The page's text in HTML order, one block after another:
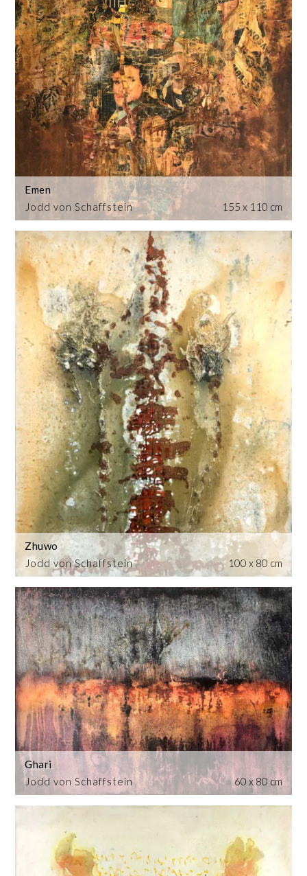
Jodd von Schaffstein
Emen
155 x 110 cm
Jodd von Schaffstein
Zhuwo
100 x 80 cm
Jodd von Schaffstein
Ghari
60 x 80 cm